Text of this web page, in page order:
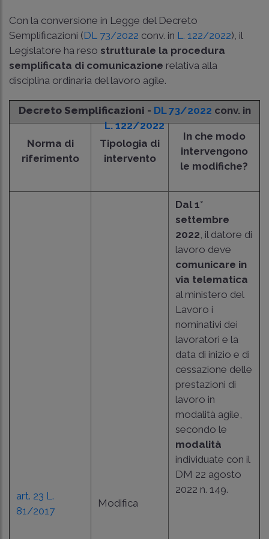
Con la conversione in Legge del Decreto
Semplificazioni (DL 73/2022 conv. in L. 122/2022), il
Legislatore ha reso strutturale la procedura
semplificata di comunicazione relativa alla
disciplina ordinaria del lavoro agile.
Decreto Semplificazioni - DL 73/2022 conv. in
L. 122/2022
Norma di
riferimento
Tipologia di
intervento
In che modo
intervengono
le modifiche?
art. 23 L.
81/2017
Modifica
Dal 1°
settembre
2022 , il datore di
lavoro deve
comunicare in
via telematica
al ministero del
Lavoro i
nominativi dei
lavoratori e la
data di inizio e di
cessazione delle
prestazioni di
lavoro in
modalità agile,
secondo le
modalità
individuate con il
DM 22 agosto
2022 n. 149.